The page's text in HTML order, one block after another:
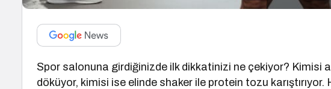
Spor salonuna girdiğinizde ilk dikkatinizi ne çekiyor? Kimisi
döküyor, kimisi ise elinde shaker ile protein tozu